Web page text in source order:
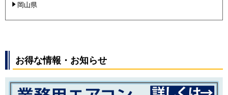
岡山県
お得な情報・お知らせ